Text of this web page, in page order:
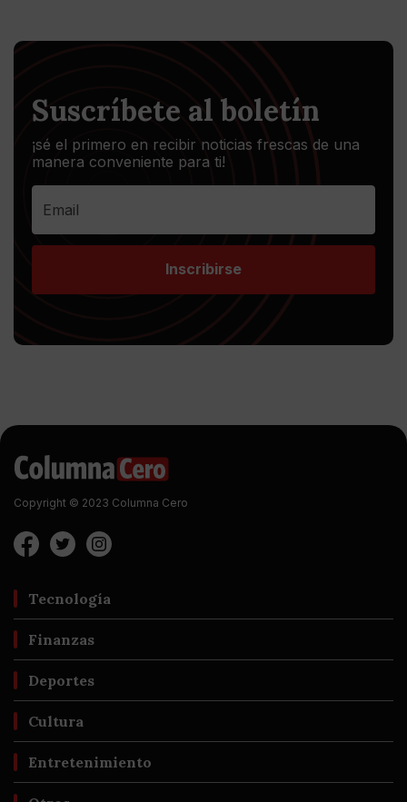
Suscríbete al boletín
¡sé el primero en recibir noticias frescas de una
manera conveniente para ti!
Inscribirse
Copyright © 2023 Columna Cero
Tecnología
Finanzas
Deportes
Cultura
Entretenimiento